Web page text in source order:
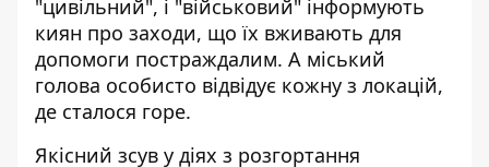
"цивільний", і "військовий" інформують
киян про заходи, що їх вживають для
допомоги постраждалим. А міський
голова особисто відвідує кожну з локацій,
де сталося горе.
Якісний зсув у діях з розгортання